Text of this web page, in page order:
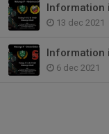
Information
13 dec 2021
Information
6 dec 2021